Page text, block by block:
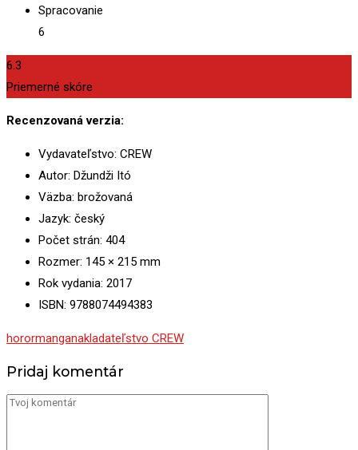
Spracovanie
6
6.3
Priemerné skóre
Recenzovaná verzia:
Vydavateľstvo: CREW
Autor: Džundži Itó
Väzba: brožovaná
Jazyk: český
Počet strán: 404
Rozmer: 145 × 215 mm
Rok vydania: 2017
ISBN: 9788074494383
horormanganakladateľstvo CREW
Pridaj komentár